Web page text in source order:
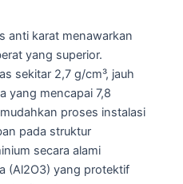
anti karat menawarkan
yang superior.
sekitar 2,7 g/cm³, jauh
yang mencapai 7,8
proses instalasi
pada struktur
secara alami
(Al2O3) yang protektif